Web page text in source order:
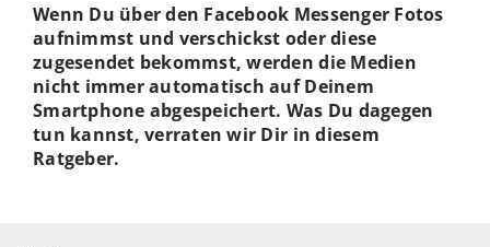
Wenn Du über den Facebook Messenger Fotos
aufnimmst und verschickst oder diese
zugesendet bekommst, werden die Medien
nicht immer automatisch auf Deinem
Smartphone abgespeichert. Was Du dagegen
tun kannst, verraten wir Dir in diesem
Ratgeber.